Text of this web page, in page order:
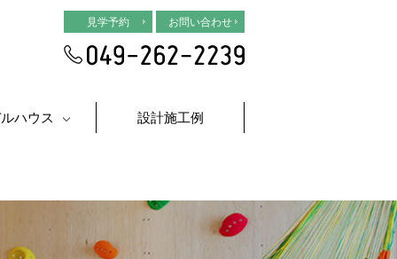
見学予約 お問い合わせ
ハウス 設計施工例